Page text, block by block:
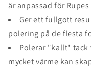
är anpassad för
Ger ett fullgott
polering på de flesta
Polerar "kallt"
mycket värme kan